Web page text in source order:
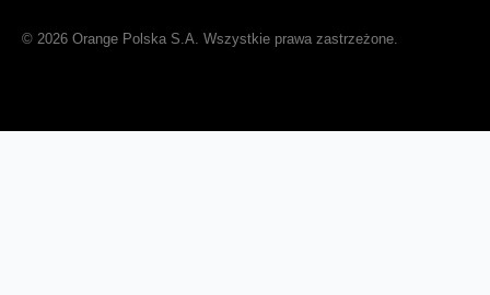
© 2026 Orange Polska S.A. Wszystkie prawa zastrzeżone.